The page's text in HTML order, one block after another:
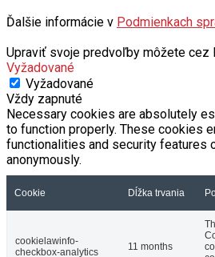
Ďalšie informácie v Podmienkach
Upraviť svoje predvoľby môžete cez
Vyžadované
Vyžadované
Vždy zapnuté
Necessary cookies are absolutely
to function properly. These cookies
functionalities and security features
anonymously.
Cookie Dĺžka trvania
cookielawinfo-
checkbox-analytics
11 months